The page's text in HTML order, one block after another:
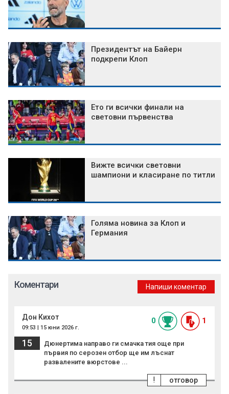
Президентът на Байерн
подкрепи Клоп
Ето ги всички финали на
световни първенства
Вижте всички световни
шампиони и класиране по титли
Голяма новина за Клоп и
Германия
Коментари Напиши коментар
Дон Кихот
09:53 | 15 юни 2026 г.
0 1
15
Дюнертима направо ги смачка тия още при
първия по серозен отбор ще им лъснат
развалените вюрстове ...
отговор
!